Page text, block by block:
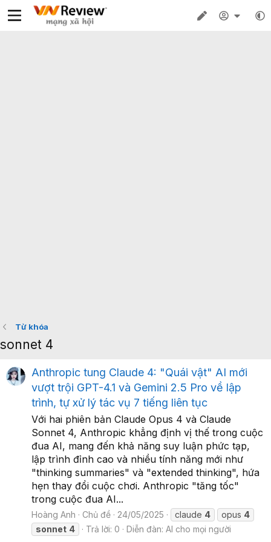
Từ khóa
sonnet 4
Anthropic tung Claude 4: "Quái vật" AI mới
vượt trội GPT-4.1 và Gemini 2.5 Pro về lập
trình, tự xử lý tác vụ 7 tiếng liên tục
Với hai phiên bản Claude Opus 4 và Claude
Sonnet 4, Anthropic khẳng định vị thế trong cuộc
đua AI, mang đến khả năng suy luận phức tạp,
lập trình đỉnh cao và nhiều tính năng mới như
"thinking summaries" và "extended thinking", hứa
hẹn thay đổi cuộc chơi. Anthropic "tăng tốc"
trong cuộc đua AI...
Hoàng Anh Chủ đề 24/05/2025 claude 4 opus 4
sonnet 4 Trả lời: 0 Diễn đàn: AI cho mọi người